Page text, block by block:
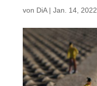
von DiA| Jan. 14, 2022